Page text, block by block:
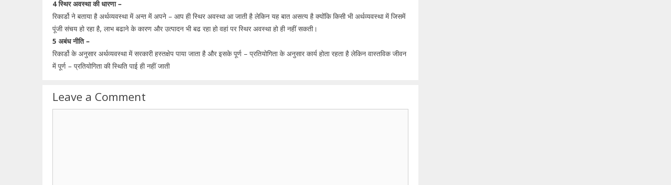
4 स्थिर अवस्था की धारणा –
रिकार्डो ने बताया है अर्थव्यवस्था में अन्त में अपने – आप ही स्थिर अवस्था आ जाती है लेकिन यह बात असत्य है क्योंकि किसी भी अर्थव्यवस्था में जिसमें
पूंजी संचय हो रहा है, लाभ बढाने के कारण और उत्पादन भी बढ रहा हो वहां पर स्थिर अवस्था हो ही नहीं सकती।
5 अबंध नीति –
रिकार्डो के अनुसार अर्थव्यवस्था में सरकारी हस्तक्षेप पाया जाता है और इसके पूर्ण – प्रतियोगिता के अनुसार कार्य होता रहता है लेकिन वास्तविक जीवन
में पूर्ण – प्रतियोगिता की स्थिति पाई ही नहीं जाती
Leave a Comment